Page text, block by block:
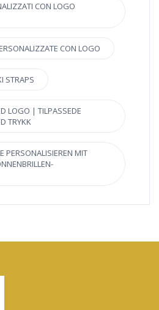
CON LOGO
CON LOGO
STRAPS
LOGO | TILPASSEDE
TRYKK
PERSONALISIEREN MIT